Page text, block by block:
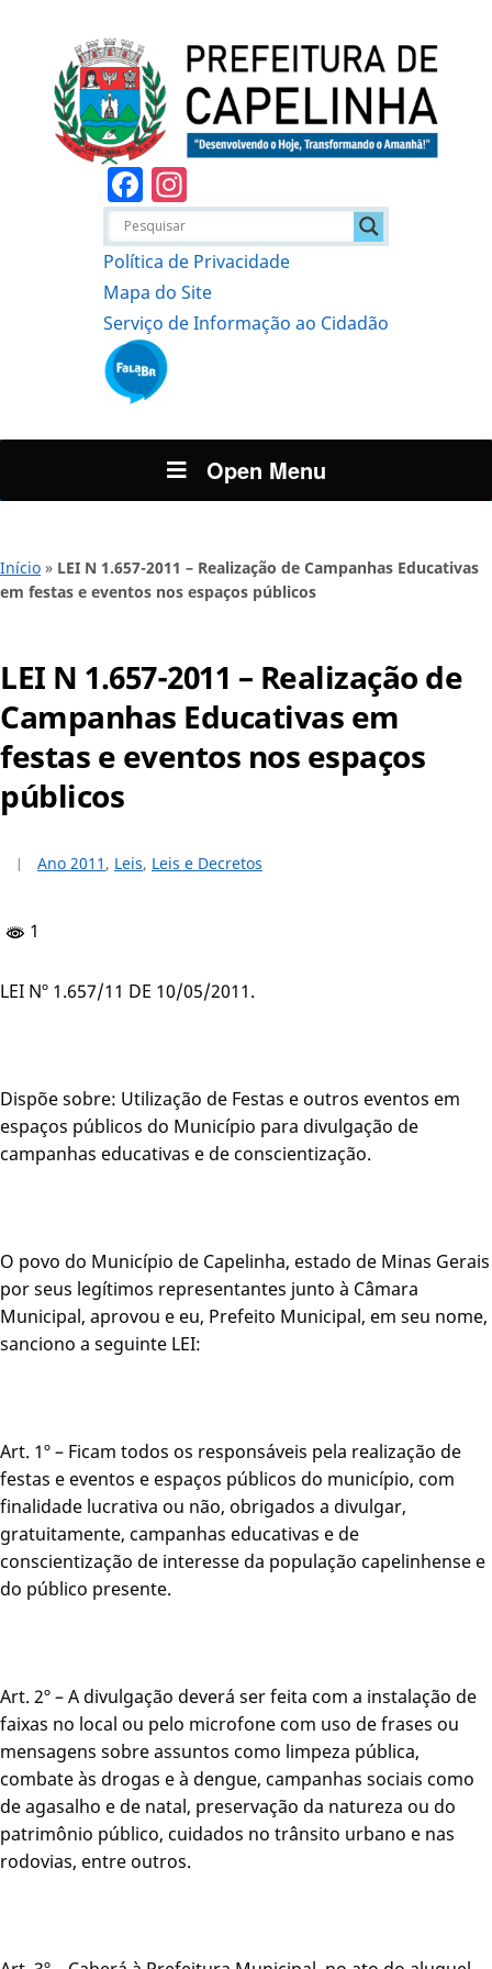
Facebook
Política de Privacidade
Mapa do Site
Serviço de Informação ao Cidadão
Open Menu
Início » LEI N 1.657-2011 – Realização de Campanhas Educativas
em festas e eventos nos espaços públicos
LEI N 1.657-2011 – Realização de
Campanhas Educativas em
festas e eventos nos espaços
públicos
Ano 2011 , Leis, Leis e Decretos
1
LEI Nº 1.657/11 DE 10/05/2011.
Dispõe sobre: Utilização de Festas e outros eventos em
espaços públicos do Município para divulgação de
campanhas educativas e de conscientização.
O povo do Município de Capelinha, estado de Minas Gerais
por seus legítimos representantes junto à Câmara
Municipal, aprovou e eu, Prefeito Municipal, em seu nome,
sanciono a seguinte LEI:
Art. 1º – Ficam todos os responsáveis pela realização de
festas e eventos e espaços públicos do município, com
finalidade lucrativa ou não, obrigados a divulgar,
gratuitamente, campanhas educativas e de
conscientização de interesse da população capelinhense e
do público presente.
Art. 2º – A divulgação deverá ser feita com a instalação de
faixas no local ou pelo microfone com uso de frases ou
mensagens sobre assuntos como limpeza pública,
combate às drogas e à dengue, campanhas sociais como
de agasalho e de natal, preservação da natureza ou do
patrimônio público, cuidados no trânsito urbano e nas
rodovias, entre outros.